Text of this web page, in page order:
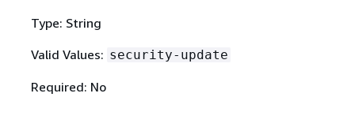
Type: String
Valid Values: security-update
Required: No